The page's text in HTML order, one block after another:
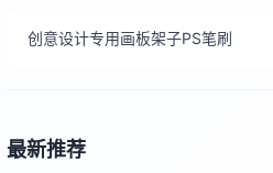
创意设计专用画板架子PS笔刷
最新推荐